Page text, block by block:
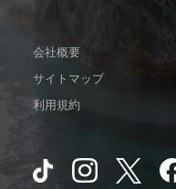
会社概要
サイトマップ
利用規約